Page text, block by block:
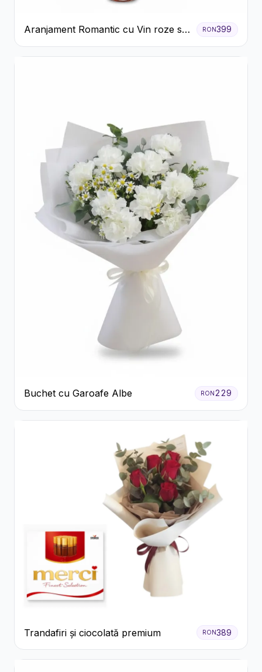
Aranjament Romantic cu Vin roze si
Flori pastel
RON399
Buchet cu Garoafe Albe RON229
Trandafiri și ciocolată premium RON389